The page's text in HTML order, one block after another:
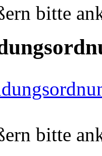
bitte
bitte